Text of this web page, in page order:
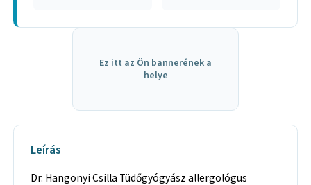
Ez itt az Ön bannerének a
helye
Leírás
Dr. Hangonyi Csilla Tüdőgyógyász allergológus